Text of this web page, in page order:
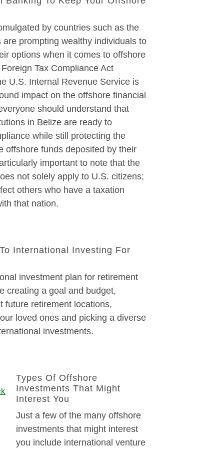
by countries such as the
are prompting wealthy individuals to
options when it comes to offshore
Tax Compliance Act
U.S. Internal Revenue Service is
impact on the offshore financial
should understand that
in Belize are ready to
while still protecting the
offshore funds deposited by their
important to note that the
not solely apply to U.S. citizens;
others who have a taxation
that nation.
International Investing For
investment plan for retirement
creating a goal and budget,
future retirement locations,
loved ones and picking a diverse
investments.
Types Of Offshore
Investments That Might
Interest You
Just a few of the many offshore
investments that might interest
you include international venture